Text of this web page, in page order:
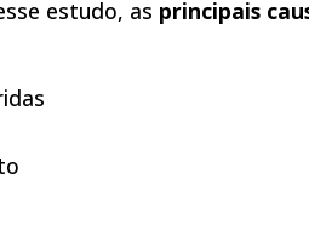
estudo, as principais